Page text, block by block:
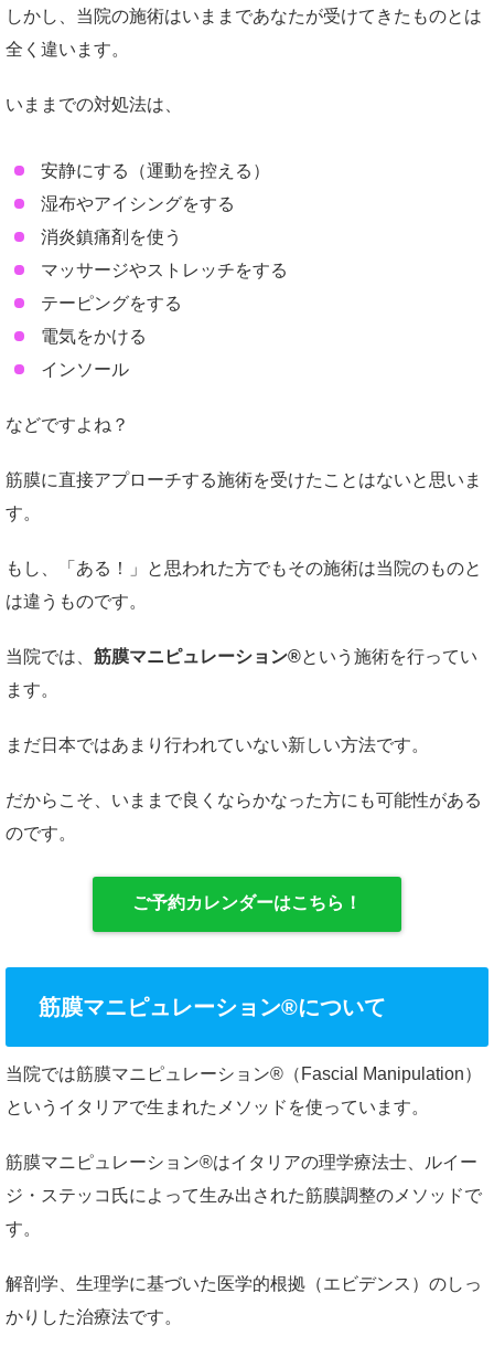
しかし、当院の施術はいままであなたが受けてきたものとは
全く違います。
いままでの対処法は、
安静にする（運動を控える）
湿布やアイシングをする
消炎鎮痛剤を使う
マッサージやストレッチをする
テーピングをする
電気をかける
インソール
などですよね？
筋膜に直接アプローチする施術を受けたことはないと思いま
す。
もし、「ある！」と思われた方でもその施術は当院のものと
は違うものです。
当院では、 筋膜マニピュレーション®という施術を行ってい
ます。
まだ日本ではあまり行われていない新しい方法です。
だからこそ、いままで良くならかなった方にも可能性がある
のです。
ご予約カレンダーはこちら！
筋膜マニピュレーション®について
当院では筋膜マニピュレーション®（Fascial Manipulation）
というイタリアで生まれたメソッドを使っています。
筋膜マニピュレーション®はイタリアの理学療法士、ルイー
ジ・ステッコ氏によって生み出された筋膜調整のメソッドで
す。
解剖学、生理学に基づいた医学的根拠（エビデンス）のしっ
かりした治療法です。